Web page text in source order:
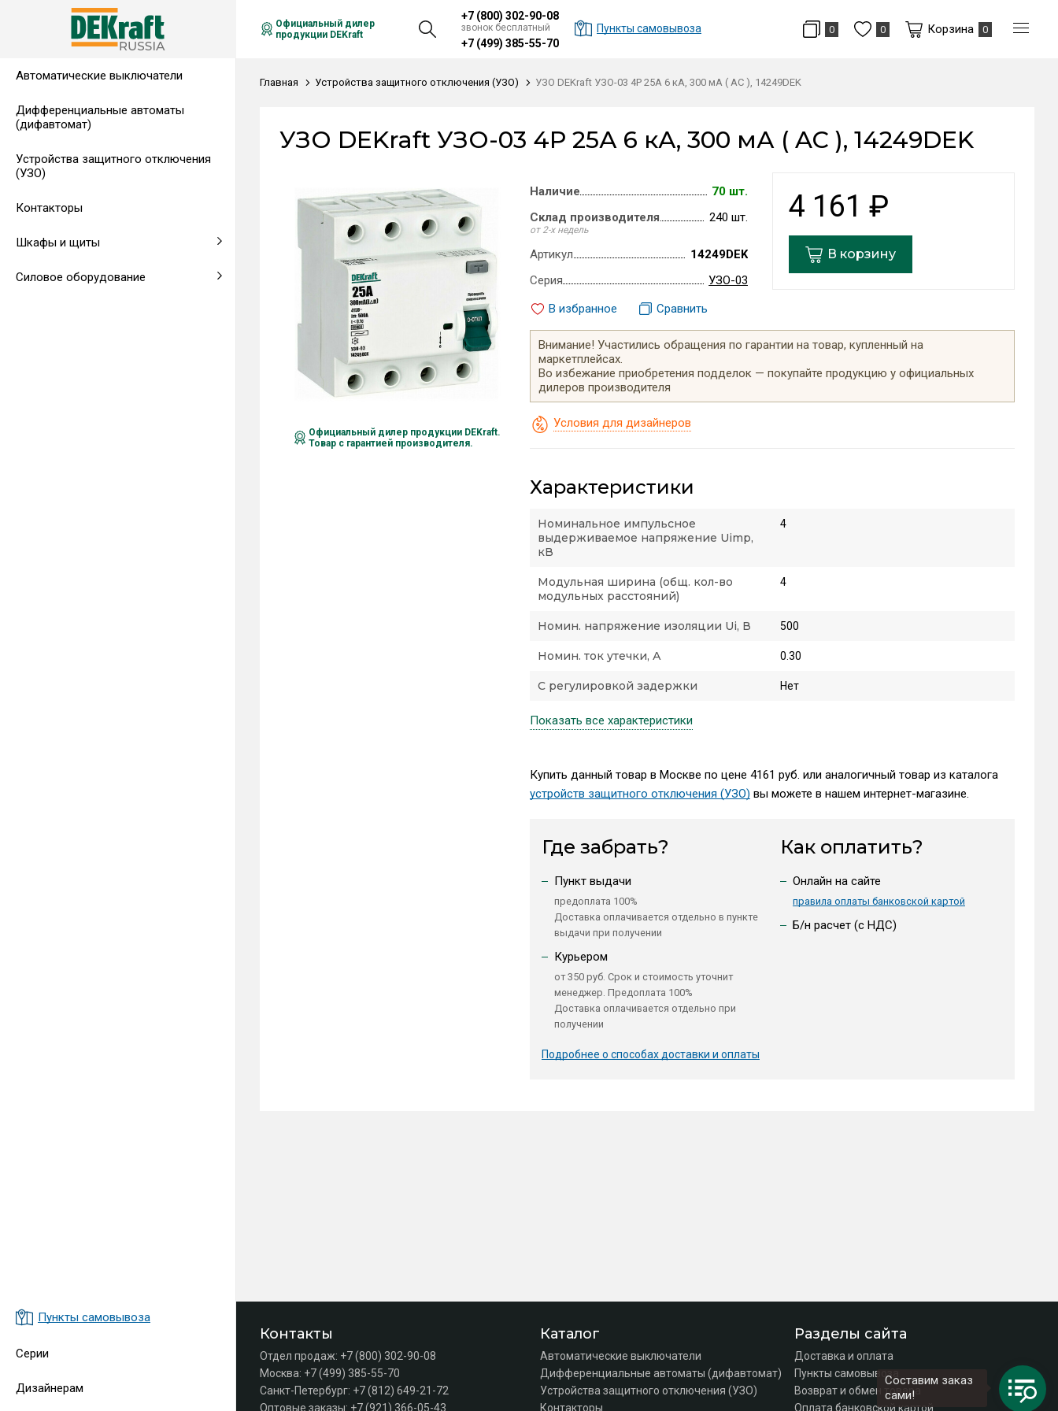
Автоматические выключатели
Дифференциальные автоматы
(дифавтомат)
Устройства защитного отключения
(УЗО)
Контакторы
Шкафы и щиты
Распределительные щиты,
Напольные щиты
Клеммы и комплектующие
Клеммы на DIN-рейку
Аксессуары для щитов
Силовое оборудование
Автоматические выключатели в
Аксессуары
Предохранители
Щитовые приборы
Амперметры
Автоматические воздушные
выключатели
Воздушные автоматические
Пункты самовывоза
Серии
Дизайнерам
Официальный дилер
продукции DEKraft
+7 (800) 302-90-08
звонок бесплатный
+7 (499) 385-55-70
Пункты самовывоза 0 0 Корзина 0
Главная Устройства защитного отключения (УЗО) УЗО DEKraft УЗО-03 4P 25А 6 кА, 300 мА ( AC ), 14249DEK
УЗО DEKraft УЗО-03 4P 25А 6 кА, 300 мА ( AC ), 14249DEK
Официальный дилер продукции DEKraft.
Товар с гарантией производителя.
4 161 ₽
В корзину
Наличие
70 шт.
Склад производителя
от 2-х недель
240 шт.
Артикул
14249DEK
Серия
УЗО-03
В избранное
Сравнить
Внимание! Участились обращения по гарантии на товар, купленный на
маркетплейсах.
Во избежание приобретения подделок — покупайте продукцию у официальных
дилеров производителя
Условия для дизайнеров
Характеристики
Номинальное импульсное
выдерживаемое напряжение Uimp,
кВ
4
Модульная ширина (общ. кол-во
модульных расстояний)
4
Номин. напряжение изоляции Ui, В 500
Номин. ток утечки, А 0.30
С регулировкой задержки Нет
Показать все характеристики
Купить данный товар в Москве по цене 4161 руб. или аналогичный товар из каталога
устройств защитного отключения (УЗО) вы можете в нашем интернет-магазине.
Где забрать?
Пункт выдачи
предоплата 100%
Доставка оплачивается отдельно в пункте
выдачи при получении
Курьером
от 350 руб. Срок и стоимость уточнит
менеджер. Предоплата 100%
Доставка оплачивается отдельно при
получении
Подробнее о способах доставки и оплаты
Как оплатить?
Онлайн на сайте
правила оплаты банковской картой
Б/н расчет (c НДС)
Контакты
Отдел продаж: +7 (800) 302-90-08
Москва: +7 (499) 385-55-70
Санкт-Петербург: +7 (812) 649-21-72
Оптовые заказы: +7 (921) 366-05-43
Каталог
Автоматические выключатели
Дифференциальные автоматы (дифавтомат)
Устройства защитного отключения (УЗО)
Контакторы
Разделы сайта
Доставка и оплата
Пункты самовывоза
Возврат и обмен товара
Оплата банковской картой
Составим заказ
сами!